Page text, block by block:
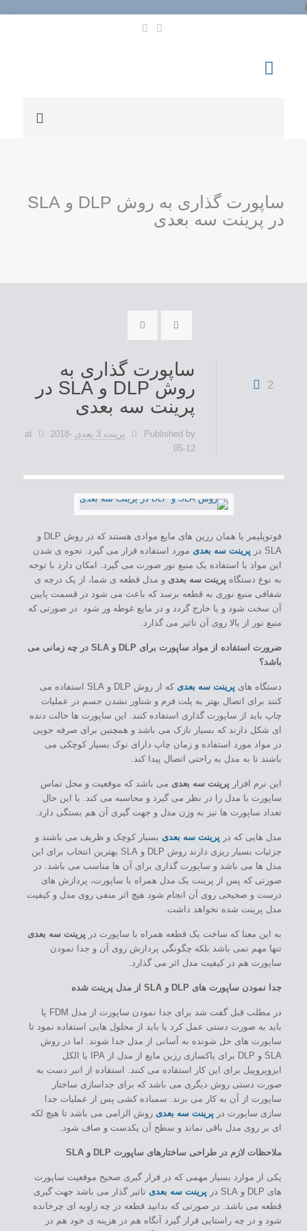
ساپورت گذاری به روش DLP و SLA
در پرینت سه بعدی
2
ساپورت گذاری به
روش DLP و SLA در
پرینت سه بعدی
Published by پرینت 3 بعدی at
2018-
05-12
فوتوپلیمر یا همان رزین های مایع موادی هستند که در روش DLP و
SLA در
پرینت سه بعدی مورد استفاده قرار می گیرد. نحوه ی شدن
این مواد با استفاده یک منبع نور صورت می گیرد. امکان دارد با توجه
به نوع دستگاه پرینت سه بعدی و مدل قطعه ی شما، از یک درچه ی
شفافی منبع نوری به قطعه برسد که باعث می شود در قسمت پایین
آن سخت شود و یا خارج گردد و در مایع غوطه ور شود در صورتی که
منبع نور از بالا روی آن تاثیر می گذارد.
ضرورت استفاده از مواد ساپورت برای DLP و SLA در چه زمانی می
باشد؟
دستگاه های پرینت سه بعدی
که از روش DLP و SLA استفاده می
کنند برای اتصال بهتر به پلت فرم و شناور نشدن جسم در عملیات
چاپ باید از ساپورت گذاری استفاده کنند. این ساپورت ها حالت دنده
ای شکل دارند که بسیار نازک می باشد و همچنین برای صرفه جویی
در مواد مورد استفاده و زمان چاپ دارای نوک بسیار کوچکی می
باشند تا به مدل به راحتی اتصال پیدا کند.
این نرم افزار پرینت سه بعدی می باشد که موقعیت و محل تماس
ساپورت با مدل را در نظر می گیرد و محاسبه می کند. با این حال
تعداد ساپورت ها نیز به وزن مدل و جهت گیری آن هم بستگی دارد.
مدل هایی که در پرینت سه بعدی بسیار کوچک و ظریف می باشند و
جزئیات بسیار ریزی دارند روش DLP و SLA بهترین انتخاب برای این
مدل ها می باشد و ساپورت گذاری برای آن ها مناسب می باشد. در
صورتی که پس از پرینت یک مدل همراه با ساپورت، پردازش های
درست و صحیحی روی آن انجام شود هیچ اثر منفی روی مدل و کیفیت
مدل پرینت شده نخواهد داشت.
به این معنا که ساخت یک قطعه همراه با ساپورت در پرینت سه بعدی
تنها مهم نمی باشد بلکه چگونگی پردازش روی آن و جدا نمودن
ساپورت هم در کیفیت مدل اثر می گذارد.
جدا نمودن ساپورت های DLP و SLA از مدل پرینت شده
در مطلب قبل گفت شد برای جدا نمودن ساپورت از مدل FDM یا
باید به صورت دستی عمل کرد یا باید از محلول هایی استفاده نمود تا
ساپورت های حل شونده به آسانی از مدل جدا شوند. اما در روش
SLA و DLP برای پاکسازی رزین مایع از مدل از IPA یا الکل
ایزوپروپیل برای این کار استفاده می کنند. استفاده از انبر دست به
صورت دستی روش دیگری می باشد که برای جداسازی ساختار
ساپورت از آن به کار می برند. سمباده کشی پس از عملیات جدا
سازی ساپورت در پرینت سه بعدی روش الزامی می باشد تا هیچ لکه
ای بر روی مدل باقی نماند و سطح آن یکدست و صاف شود.
ملاحظات لازم در طراحی ساختارهای ساپورت DLP و SLA
یکی از موارد بسیار مهمی که در قرار گیری صحیح موقعیت ساپورت
های DLP و SLA در
پرینت سه بعدی تاثیر گذار می باشد جهت گیری
قطعه می باشد. در صورتی که بدانید قطعه در چه زاویه ای چرخانده
شود و در چه راستایی قرار گیرد آنگاه هم در هزینه ی خود هم در